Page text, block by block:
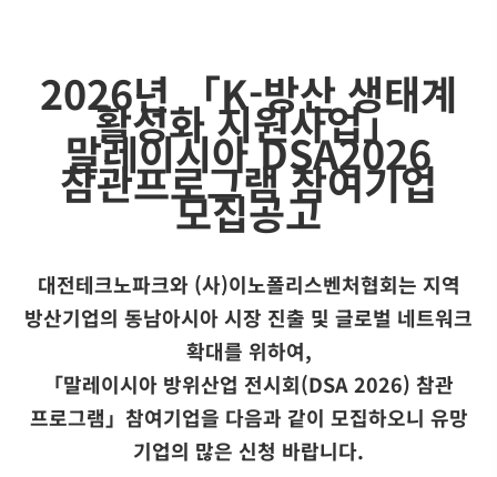
2026년 「K-방산 생태계
활성화 지원사업」
말레이시아 DSA2026
참관프로그램 참여기업
모집공고
대전테크노파크와 (사)이노폴리스벤처협회는 지역
방산기업의 동남아시아 시장 진출 및 글로벌 네트워크
확대를 위하여,
「말레이시아 방위산업 전시회(DSA 2026) 참관
프로그램」참여기업을 다음과 같이 모집하오니 유망
기업의 많은 신청 바랍니다.